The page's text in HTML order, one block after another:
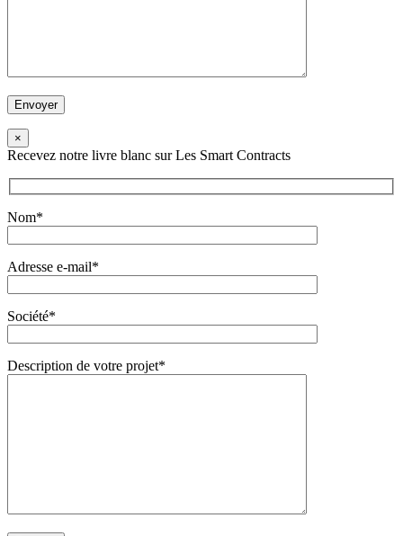
×
Recevez notre livre blanc sur Les Smart Contracts
Nom*
Adresse e-mail*
Société*
Description de votre projet*